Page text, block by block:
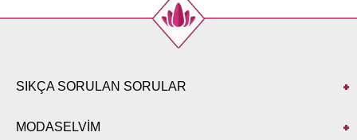
SIKÇA SORULAN SORULAR
MODASELVİM